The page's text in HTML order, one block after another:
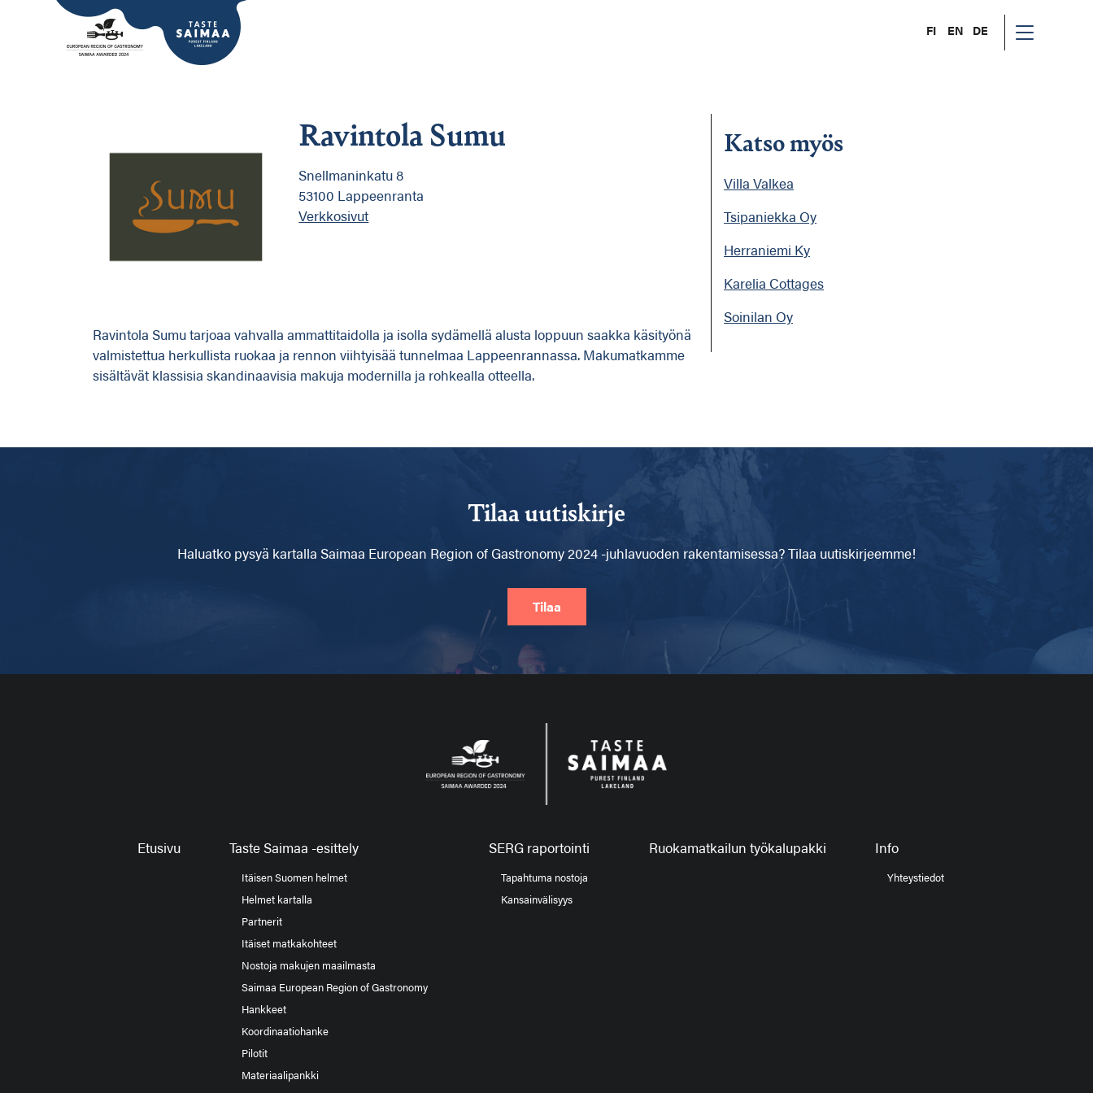
FI EN DE
Ravintola Sumu
Snellmaninkatu 8
53100 Lappeenranta
Verkkosivut
Ravintola Sumu tarjoaa vahvalla ammattitaidolla ja isolla sydämellä alusta loppuun saakka käsityönä
valmistettua herkullista ruokaa ja rennon viihtyisää tunnelmaa Lappeenrannassa. Makumatkamme
sisältävät klassisia skandinaavisia makuja modernilla ja rohkealla otteella.
Katso myös
Villa Valkea
Tsipaniekka Oy
Herraniemi Ky
Karelia Cottages
Soinilan Oy
Tilaa uutiskirje
Haluatko pysyä kartalla Saimaa European Region of Gastronomy 2024 -juhlavuoden rakentamisessa? Tilaa uutiskirjeemme!
Tilaa
Etusivu Taste Saimaa -esittely
Itäisen Suomen helmet
Helmet kartalla
Partnerit
Itäiset matkakohteet
Nostoja makujen maailmasta
Saimaa European Region of Gastronomy
Hankkeet
Koordinaatiohanke
Pilotit
Materiaalipankki
SERG raportointi
Tapahtuma nostoja
Kansainvälisyys
Ruokamatkailun työkalupakki Info
Yhteystiedot